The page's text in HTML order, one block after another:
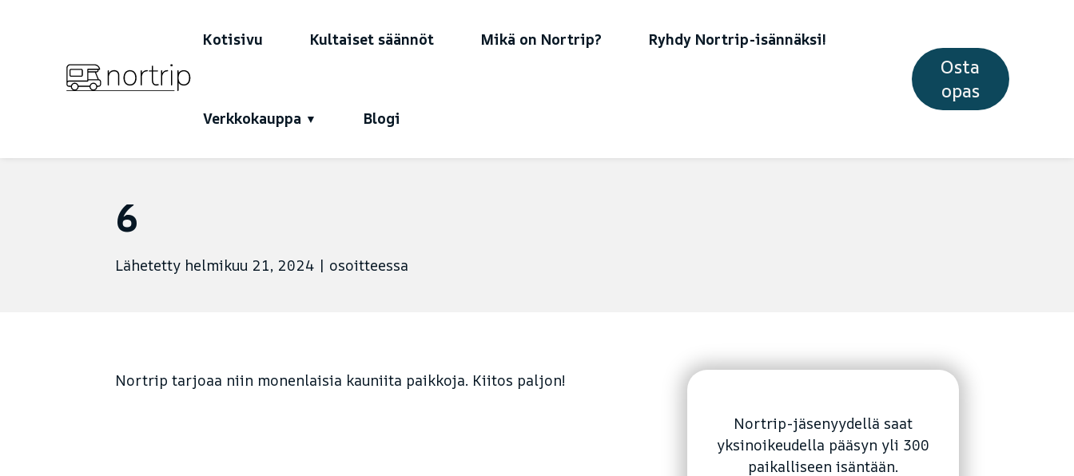
Kotisivu Kultaiset säännöt Mikä on Nortrip? Ryhdy Nortrip-isännäksi!
Verkkokauppa Blogi
Osta
opas
6
Lähetetty helmikuu 21, 2024 | osoitteessa
Nortrip tarjoaa niin monenlaisia kauniita paikkoja. Kiitos paljon!
Nortrip-jäsenyydellä saat
yksinoikeudella pääsyn yli 300
paikalliseen isäntään.